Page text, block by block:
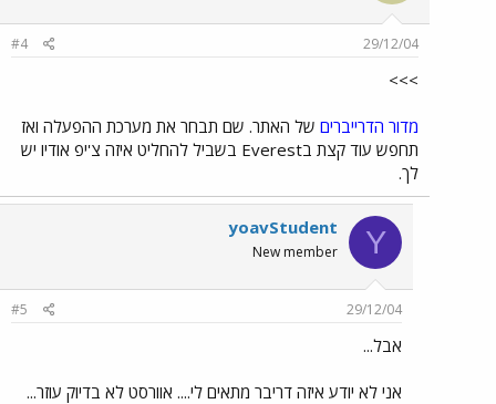
29/12/04
#4
>>>
מדור הדרייברים של האתר. שם תבחר את מערכת ההפעלה ואז
תחפש עוד קצת בEverest בשביל להחליט איזה צ'יפ אודיו יש
לך.
Y
yoavStudent
New member
29/12/04
#5
אבל...
אני לא יודע איזה דריבר מתאים לי.... אוורסט לא בדיוק עוזר...